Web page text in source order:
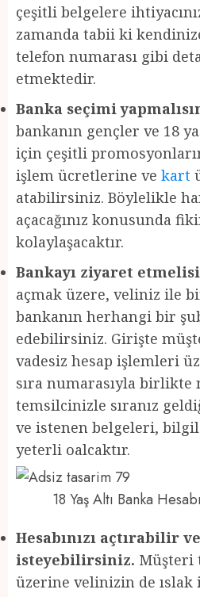
çeşitli belgelere
zamanda tabii ki
telefon numarası gibi
etmektedir.
Banka seçimi
bankanın gençler ve 18
için çeşitli
işlem ücretlerine ve kart
atabilirsiniz. Böylelikle
açacağınız konusunda
kolaylaşacaktır.
Bankayı ziyaret
açmak üzere, veliniz ile
bankanın herhangi bir
edebilirsiniz. Girişte
vadesiz hesap işlemleri
sıra numarasıyla birlikte
temsilcinizle sıranız
ve istenen belgeleri,
yeterli oalcaktır.
18 Yaş Altı Banka
Hesabınızı açtırabilir ve
isteyebilirsiniz. Müşteri
üzerine velinizin de ıslak